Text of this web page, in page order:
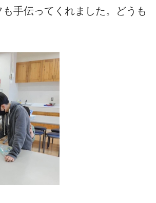
手伝ってくれました。どうも